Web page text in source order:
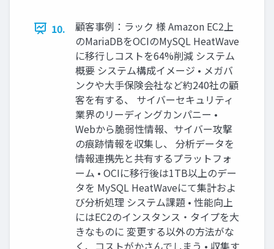
10.
顧客事例：ラック 様 Amazon EC2上
のMariaDBをOCIのMySQL HeatWave
に移行しコストを64%削減 システム
概要 システム構成イメージ • メガバ
ンクや大手保険会社など約240社の顧
客を有する、 サイバーセキュリティ
業界のリーディングカンパニー •
Webから脆弱性情報、サイバー攻撃
の痕跡情報を収集し、 分析データを
情報連携先と共有するプラットフォ
ーム • OCIに移行後は1TB以上のデー
タを MySQL HeatWaveにて集計およ
び分析処理 システム課題 • 性能向上
にはEC2のインスタンス・タイプを大
きなものに 変更する以外の方法がな
く、コストがかさんでしまう • 収集す